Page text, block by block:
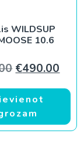
WILDSUP
10.6
Original
€490.00